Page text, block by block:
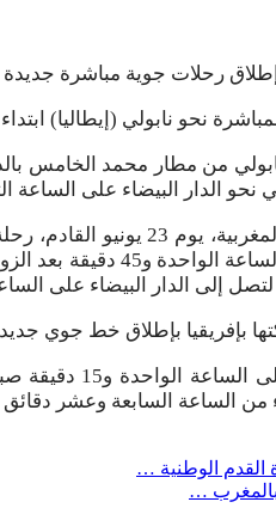
جوية مباشرة جديدة تربط
من 22 يونيو بمعدل رحلتين إثنتين في الأسبوع (الإثنين
نحو الدار البيضاء على
ومن جهة أخرى، ستطلق
ستنطلق هذه الرحلة
على الساعة التاسعة و45 دقيقة مساء (حسب
بإطلاق خط جوي جديد
وستنطلق
السابعة وعشر دقائق صباحا لتصل إلى
القدم الوطنية …